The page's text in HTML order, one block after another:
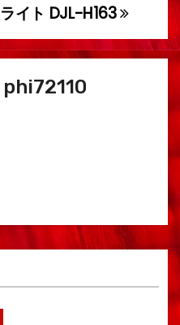
ライト DJL-H163
phi72110